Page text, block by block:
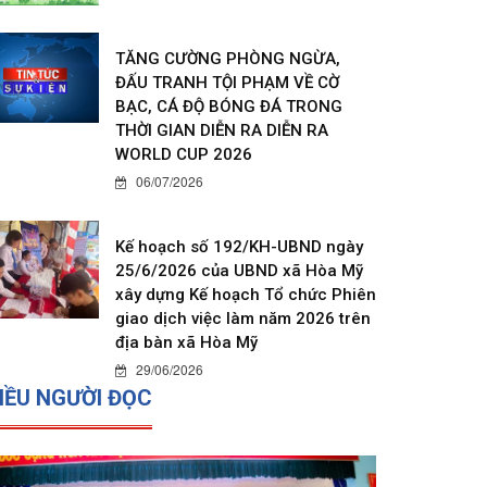
TĂNG CƯỜNG PHÒNG NGỪA,
ĐẤU TRANH TỘI PHẠM VỀ CỜ
BẠC, CÁ ĐỘ BÓNG ĐÁ TRONG
THỜI GIAN DIỄN RA DIỄN RA
WORLD CUP 2026
06/07/2026
Kế hoạch số 192/KH-UBND ngày
25/6/2026 của UBND xã Hòa Mỹ
xây dựng Kế hoạch Tổ chức Phiên
giao dịch việc làm năm 2026 trên
địa bàn xã Hòa Mỹ
29/06/2026
NGƯỜI ĐỌC